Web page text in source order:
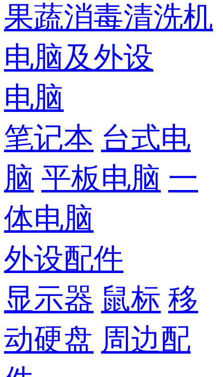
果蔬消毒清洗机
电脑及外设
电脑
笔记本 台式电
脑 平板电脑 一
体电脑
外设配件
显示器 鼠标 移
动硬盘 周边配